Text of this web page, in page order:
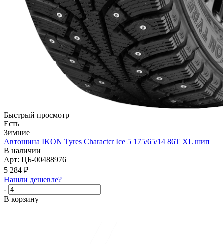
Быстрый просмотр
Есть
Зимние
Автошина IKON Tyres Character Ice 5 175/65/14 86T XL шип
В наличии
Арт: ЦБ-00488976
5 284 ₽
Нашли дешевле?
-
+
В корзину